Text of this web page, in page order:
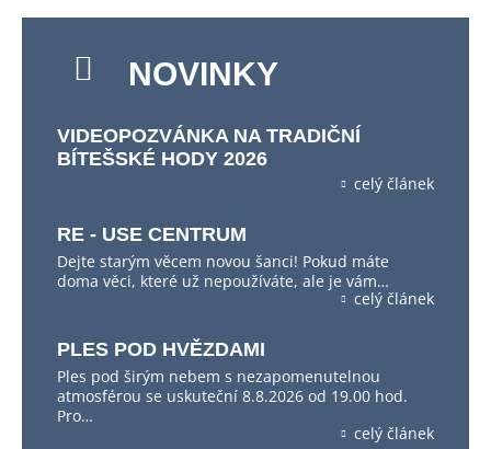
NOVINKY
VIDEOPOZVÁNKA NA TRADIČNÍ
BÍTEŠSKÉ HODY 2026
celý článek
RE - USE CENTRUM
Dejte starým věcem novou šanci! Pokud máte
doma věci, které už nepoužíváte, ale je vám…
celý článek
PLES POD HVĚZDAMI
Ples pod širým nebem s nezapomenutelnou
atmosférou se uskuteční 8.8.2026 od 19.00 hod.
Pro…
celý článek